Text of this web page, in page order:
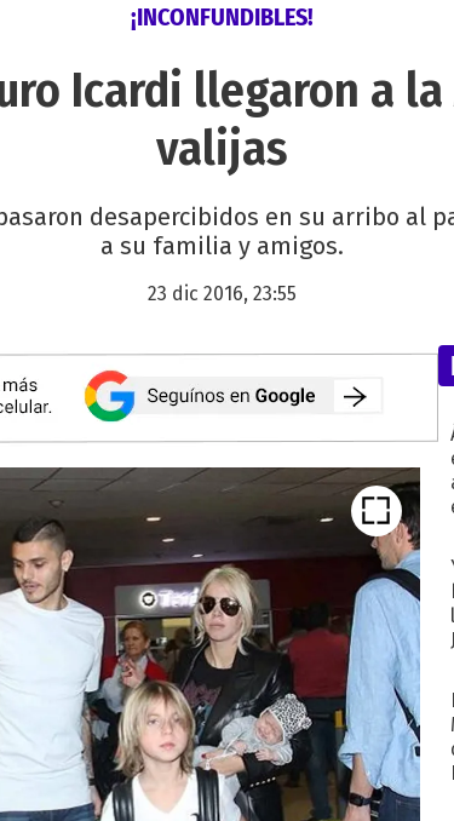
¡INCONFUNDIBLES!
Icardi llegaron a
valijas
desapercibidos en su arribo al
a su familia y amigos.
23 dic 2016, 23:55